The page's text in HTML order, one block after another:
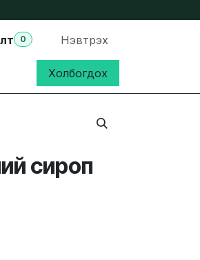
0 Нэвтрэх
Холбогдох
сироп